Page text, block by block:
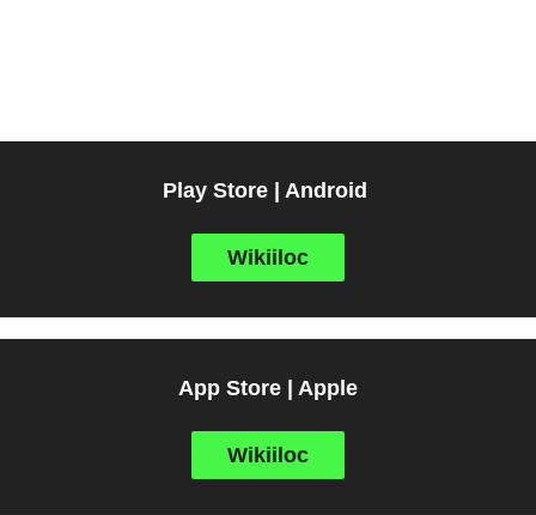
Play Store | Android
Wikiiloc
App Store | Apple
Wikiiloc